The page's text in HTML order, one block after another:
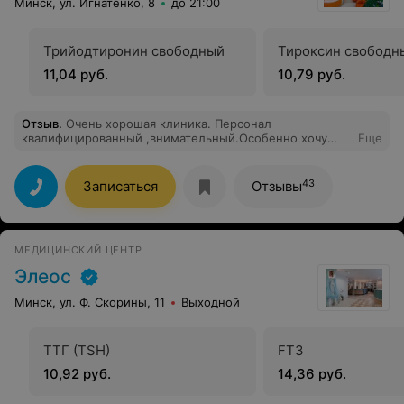
Минск, ул. Игнатенко, 8 до 21:00
Трийодтиронин свободный
11,04 руб.
Тироксин
10,79 руб.
Отзыв. Очень хорошая клиника. Персонал
квалифицированный ,внимательный.Особенно хочу
анестезиолога Гридюшко Н.И.,медсестёр Скаковскую
Н. и Хлестову Л.
Еще
Записаться Отзывы43
МЕДИЦИНСКИЙ ЦЕНТР
Элеос
Минск, ул. Ф. Скорины, 11 Выходной
ТТГ (TSH)
10,92 руб.
FT3
14,36 руб.